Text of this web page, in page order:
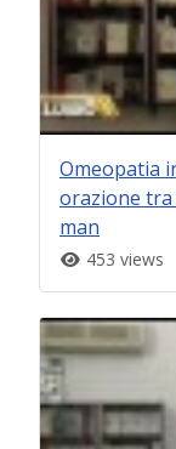
Omeopatia
orazione tra
man
453 views